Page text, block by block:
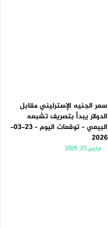
سعر الجنيه الإسترليني مقابل
الدولار يبدأ بتصريف تشبعه
البيعي – توقعات اليوم – 23-03-
2026
مارس 23, 2026